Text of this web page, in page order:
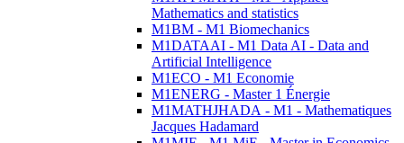
Mathematics and statistics
M1BM - M1 Biomechanics
M1DATAAI - M1 Data AI - Data and
Artificial Intelligence
M1ECO - M1 Economie
M1ENERG - Master 1 Énergie
M1MATHJHADA - M1 - Mathematiques
Jacques Hadamard